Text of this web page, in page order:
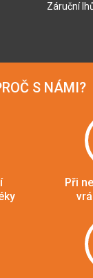
Záruční
S NÁMI?
Při